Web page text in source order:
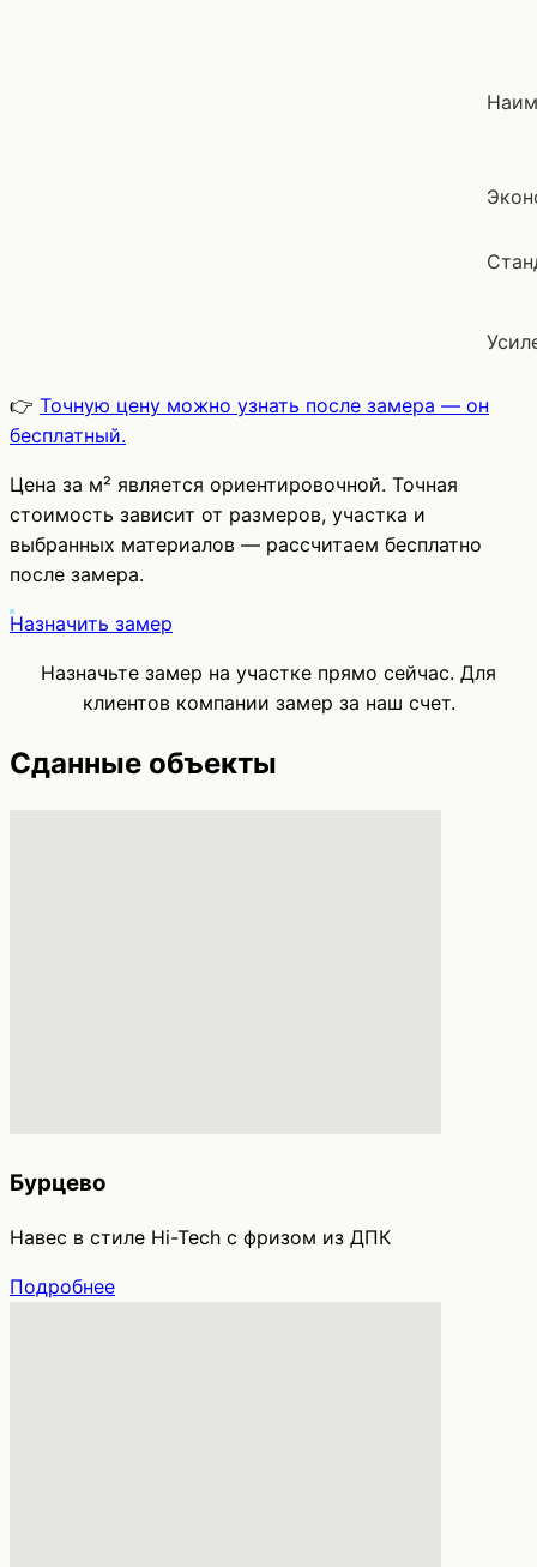
👉 Точную цену можно узнать после замера — он
бесплатный.
Цена за м² является ориентировочной. Точная
стоимость зависит от размеров, участка и
выбранных материалов — рассчитаем бесплатно
после замера.
Назначить замер
Назначьте замер на участке прямо сейчас. Для
клиентов компании замер за наш счет.
Сданные объекты
Бурцево
Навес в стиле Hi-Tech с фризом из ДПК
Подробнее